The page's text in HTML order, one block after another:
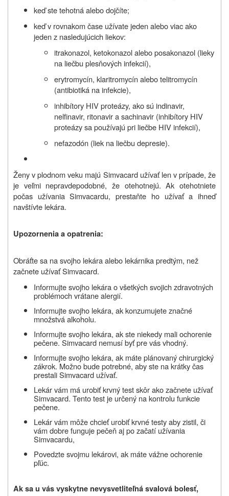
keďste tehotná alebo dojčíte;
keďv rovnakom čase užívate jeden alebo viac ako
jeden z nasledujúcich liekov:
itrakonazol, ketokonazol alebo posakonazol (lieky
na liečbu plesňových infekcií),
erytromycín, klaritromycín alebo telitromycín
(antibiotiká na infekcie),
inhibítory HIV proteázy, ako sú indinavir,
nelfinavir, ritonavir a sachinavir (inhibítory HIV
proteázy sa používajú pri liečbe HIV infekcií),
nefazodón (liek na liečbu depresie).
Ženy v plodnom veku majú Simvacard užívať len v prípade, že
je veľmi nepravdepodobné, že otehotnejú. Ak otehotniete
počas užívania Simvacardu, prestaňte ho užívať a ihneď
navštívte lekára.
Upozornenia a opatrenia:
Obráťte sa na svojho lekára alebo lekárnika predtým, než
začnete užívať Simvacard.
Informujte svojho lekára o všetkých svojich zdravotných
problémoch vrátane alergií.
Informujte svojho lekára, ak konzumujete značné
množstvá alkoholu.
Informujte svojho lekára, ak ste niekedy mali ochorenie
pečene. Simvacard nemusí byť pre vás vhodný.
Informujte svojho lekára, ak máte plánovaný chirurgický
zákrok. Možno bude potrebné, aby ste na krátky čas
prestaliSimvacard užívať.
Lekár vám má urobiť krvný test skôr ako začnete užívať
Simvacard. Tento test je určený na kontrolu funkcie
pečene.
Lekár vám môže chcieť urobiť krvné testy aby zistil, či
vám dobre funguje pečeň aj po začatí užívania
Simvacardu,
Povedzte svojmu lekárovi, ak máte vážne ochorenie
pľúc.
Ak sa u vás vyskytne nevysvetliteľná svalová bolesť,